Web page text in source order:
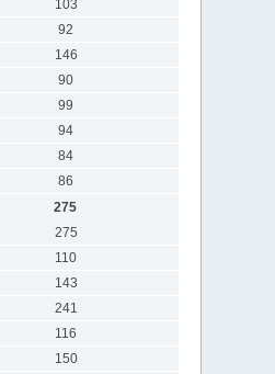
103
92
146
90
99
94
84
86
275
275
110
143
241
116
150